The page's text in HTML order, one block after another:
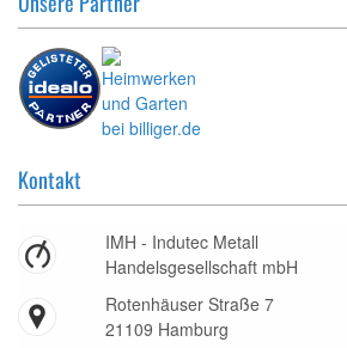
Kontakt
IMH - Indutec Metall
Handelsgesellschaft mbH
Rotenhäuser Straße 7
21109 Hamburg